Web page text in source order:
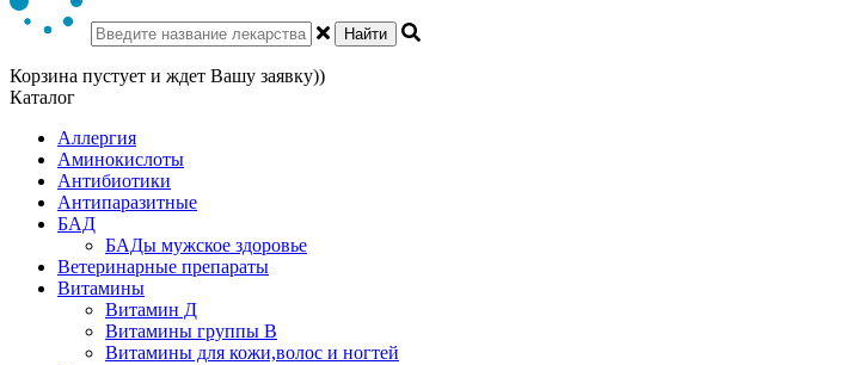
Найти
Корзина пустует и ждет Вашу заявку))
Каталог
Аллергия
Аминокислоты
Антибиотики
Антипаразитные
БАД
БАДы мужское здоровье
Ветеринарные препараты
Витамины
Витамин Д
Витамины группы В
Витамины для кожи,волос и ногтей